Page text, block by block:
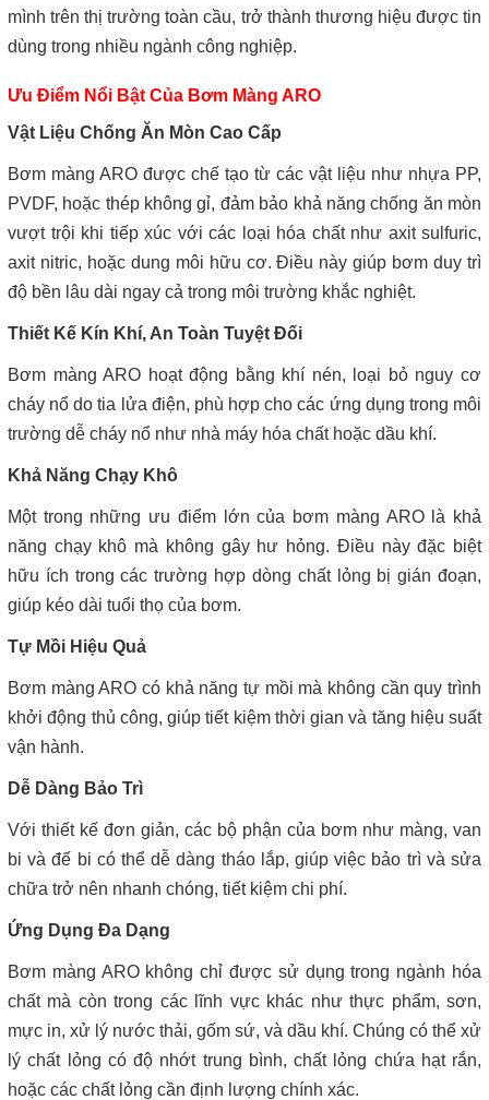
mình trên thị trường toàn cầu, trở thành thương hiệu được tin
dùng trong nhiều ngành công nghiệp.
Ưu Điểm Nổi Bật Của Bơm Màng ARO
Vật Liệu Chống Ăn Mòn Cao Cấp
Bơm màng ARO được chế tạo từ các vật liệu như nhựa PP,
PVDF, hoặc thép không gỉ, đảm bảo khả năng chống ăn mòn
vượt trội khi tiếp xúc với các loại hóa chất như axit sulfuric,
axit nitric, hoặc dung môi hữu cơ. Điều này giúp bơm duy trì
độ bền lâu dài ngay cả trong môi trường khắc nghiệt.
Thiết Kế Kín Khí, An Toàn Tuyệt Đối
Bơm màng ARO hoạt động bằng khí nén, loại bỏ nguy cơ
cháy nổ do tia lửa điện, phù hợp cho các ứng dụng trong môi
trường dễ cháy nổ như nhà máy hóa chất hoặc dầu khí.
Khả Năng Chạy Khô
Một trong những ưu điểm lớn của bơm màng ARO là khả
năng chạy khô mà không gây hư hỏng. Điều này đặc biệt
hữu ích trong các trường hợp dòng chất lỏng bị gián đoạn,
giúp kéo dài tuổi thọ của bơm.
Tự Mồi Hiệu Quả
Bơm màng ARO có khả năng tự mồi mà không cần quy trình
khởi động thủ công, giúp tiết kiệm thời gian và tăng hiệu suất
vận hành.
Dễ Dàng Bảo Trì
Với thiết kế đơn giản, các bộ phận của bơm như màng, van
bi và đế bi có thể dễ dàng tháo lắp, giúp việc bảo trì và sửa
chữa trở nên nhanh chóng, tiết kiệm chi phí.
Ứng Dụng Đa Dạng
Bơm màng ARO không chỉ được sử dụng trong ngành hóa
chất mà còn trong các lĩnh vực khác như thực phẩm, sơn,
mực in, xử lý nước thải, gốm sứ, và dầu khí. Chúng có thể xử
lý chất lỏng có độ nhớt trung bình, chất lỏng chứa hạt rắn,
hoặc các chất lỏng cần định lượng chính xác.